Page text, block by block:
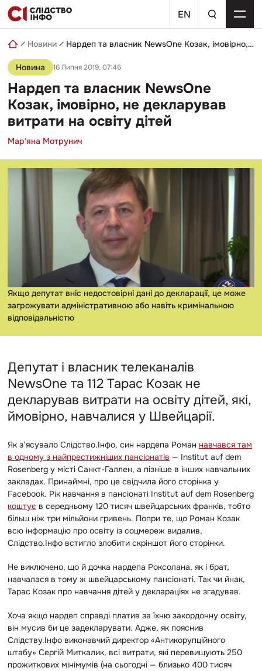
Skip
to
content
EN
пошуковий
запит
Новини Нардеп та власник NewsOne Козак, імовірно, не декларував витрати на освіту дітей
Новина 16 Липня 2019, 07:46
Нардеп та власник NewsOne
Козак, імовірно, не декларував
витрати на освіту дітей
Мар'яна Мотрунич
Якщо депутат вніс недостовірні дані до декларації, це може
загрожувати адміністративною або навіть кримінальною
відповідальністю
Депутат і власник телеканалів
NewsOne та 112 Тарас Козак не
декларував витрати на освіту дітей, які,
ймовірно, навчалися у Швейцарії.
Як з’ясувало Слідство.Інфо, син нардепа Роман навчався там
в одному з найпрестижніших пансіонатів — Institut auf dem
Rosenberg у місті Санкт-Галлен, а пізніше в інших навчальних
закладах. Принаймні, про це свідчила його сторінка у
Facebook. Рік навчання в пансіонаті Institut auf dem Rosenberg
коштує в середньому 120 тисяч швейцарських франків, тобто
більш ніж три мільйони гривень. Попри те, що Роман Козак
всю інформацію про освіту із соцмереж видалив,
Слідство.Інфо встигло злобити скріншот його сторінки.
Не виключено, що й дочка нардепа Роксолана, як і брат,
навчалася в тому ж швейцарському пансіонаті. Так чи йнак,
Тарас Козак про навчання дітей у деклараціях не згадував.
Хоча якщо нардеп справді платив за їхню закордонну освіту,
він мусив би це задекларувати. Адже, як пояснив
Слідству.Інфо виконавчий директор «Антикорупційного
штабу» Сергій Миткалик, всі витрати, які перевищують 250
прожиткових мінімумів (на сьогодні — близько 400 тисяч